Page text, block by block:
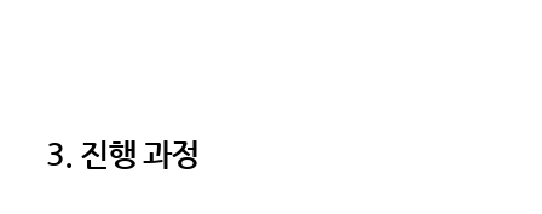
3. 진행 과정